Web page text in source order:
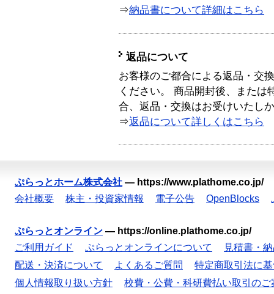
⇒納品書について詳細はこちら
返品について
お客様のご都合による返品・交
ください。 商品開封後、または
合、返品・交換はお受けいたし
⇒返品について詳しくはこちら
ぷらっとホーム株式会社 — https://www.plathome.co.jp/
会社概要
株主・投資家情報 電子公告 OpenBlocks
ぷらっとオンライン — https://online.plathome.co.jp/
ご利用ガイド
ぷらっとオンラインについて
見積書・
配送・決済について
よくあるご質問
特定商取引法に
個人情報取り扱い方針
校費・公費・科研費払い取引のご